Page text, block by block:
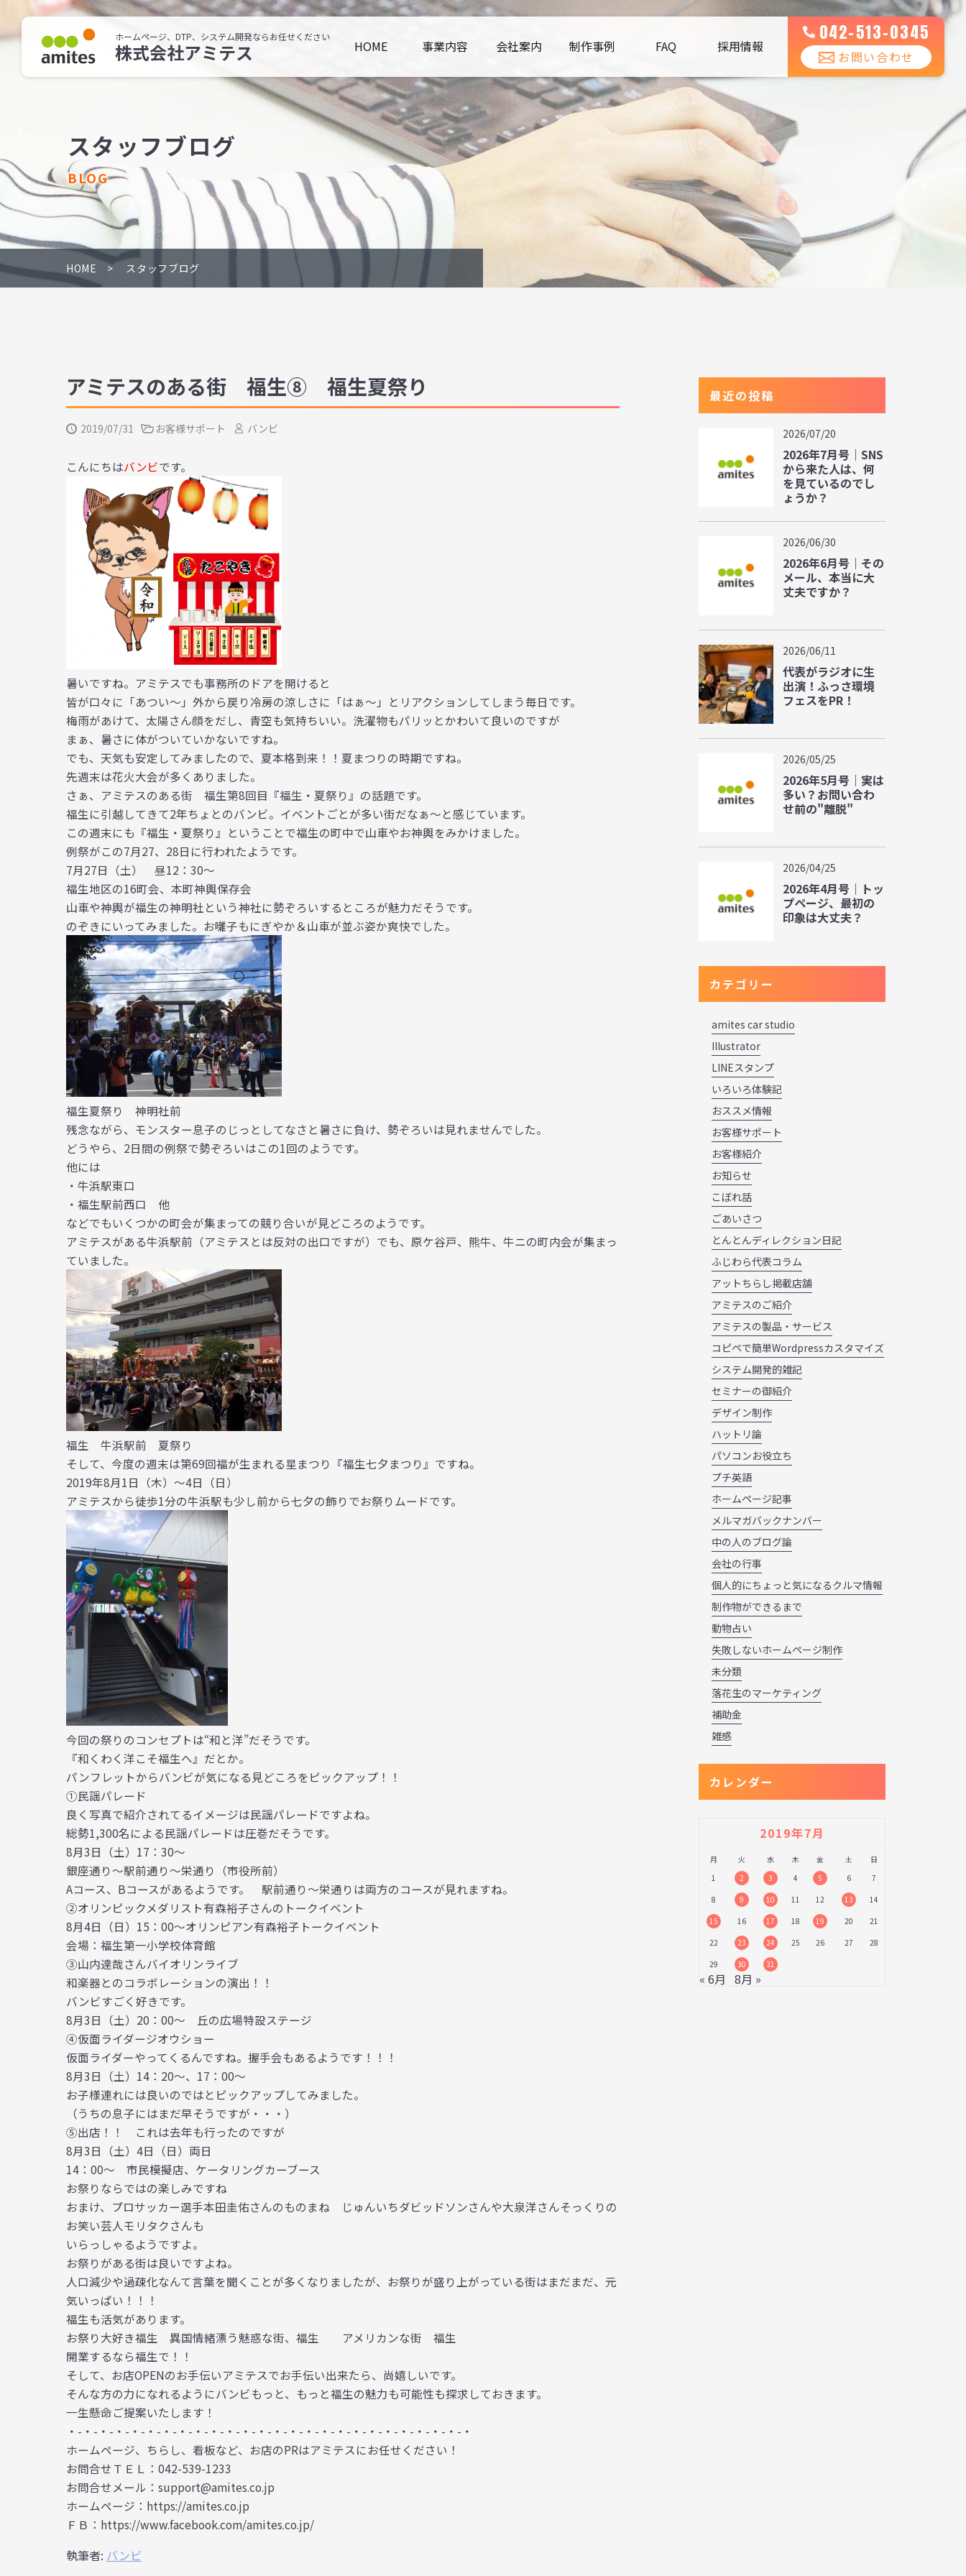
ホームページ、DTP、システム開発ならお任せください
株式会社アミテス HOME 事業内容 会社案内 制作事例 FAQ 採用情報
042-513-0345
お問い合わせ
スタッフブログ
BLOG
HOME スタッフブログ
アミテスのある街 福生⑧ 福生夏祭り
2019/07/31 お客様サポート バンビ
こんにちはバンビです。
暑いですね。アミテスでも事務所のドアを開けると
皆が口々に「あつい～」外から戻り冷房の涼しさに「はぁ～」とリアクションしてしまう毎日です。
梅雨があけて、太陽さん顔をだし、青空も気持ちいい。洗濯物もパリッとかわいて良いのですが
まぁ、暑さに体がついていかないですね。
でも、天気も安定してみましたので、夏本格到来！！夏まつりの時期ですね。
先週末は花火大会が多くありました。
さぁ、アミテスのある街 福生第8回目『福生・夏祭り』の話題です。
福生に引越してきて2年ちょとのバンビ。イベントごとが多い街だなぁ～と感じています。
この週末にも『福生・夏祭り』ということで福生の町中で山車やお神輿をみかけました。
例祭がこの7月27、28日に行われたようです。
7月27日（土） 昼12：30～
福生地区の16町会、本町神輿保存会
山車や神輿が福生の神明社という神社に勢ぞろいするところが魅力だそうです。
のぞきにいってみました。お囃子もにぎやか＆山車が並ぶ姿か爽快でした。
福生夏祭り 神明社前
残念ながら、モンスター息子のじっとしてなさと暑さに負け、勢ぞろいは見れませんでした。
どうやら、2日間の例祭で勢ぞろいはこの1回のようです。
他には
・牛浜駅東口
・福生駅前西口 他
などでもいくつかの町会が集まっての競り合いが見どころのようです。
アミテスがある牛浜駅前（アミテスとは反対の出口ですが）でも、原ケ谷戸、熊牛、牛ニの町内会が集まっ
ていました。
福生 牛浜駅前 夏祭り
そして、今度の週末は第69回福が生まれる星まつり『福生七夕まつり』ですね。
2019年8月1日（木）～4日（日）
アミテスから徒歩1分の牛浜駅も少し前から七夕の飾りでお祭りムードです。
今回の祭りのコンセプトは“和と洋”だそうです。
『和くわく洋こそ福生へ』だとか。
パンフレットからバンビが気になる見どころをピックアップ！！
①民謡パレード
良く写真で紹介されてるイメージは民謡パレードですよね。
総勢1,300名による民謡パレードは圧巻だそうです。
8月3日（土）17：30～
銀座通り～駅前通り～栄通り（市役所前）
Aコース、Bコースがあるようです。 駅前通り～栄通りは両方のコースが見れますね。
②オリンピックメダリスト有森裕子さんのトークイベント
8月4日（日）15：00～オリンピアン有森裕子トークイベント
会場：福生第一小学校体育館
③山内達哉さんバイオリンライブ
和楽器とのコラボレーションの演出！！
バンビすごく好きです。
8月3日（土）20：00～ 丘の広場特設ステージ
④仮面ライダージオウショー
仮面ライダーやってくるんですね。握手会もあるようです！！！
8月3日（土）14：20～、17：00～
お子様連れには良いのではとピックアップしてみました。
（うちの息子にはまだ早そうですが・・・）
⑤出店！！ これは去年も行ったのですが
8月3日（土）4日（日）両日
14：00～ 市民模擬店、ケータリングカーブース
お祭りならではの楽しみですね
おまけ、プロサッカー選手本田圭佑さんのものまね じゅんいちダビッドソンさんや大泉洋さんそっくりの
お笑い芸人モリタクさんも
いらっしゃるようですよ。
お祭りがある街は良いですよね。
人口減少や過疎化なんて言葉を聞くことが多くなりましたが、お祭りが盛り上がっている街はまだまだ、元
気いっぱい！！！
福生も活気があります。
お祭り大好き福生 異国情緒漂う魅惑な街、福生 アメリカンな街 福生
開業するなら福生で！！
そして、お店OPENのお手伝いアミテスでお手伝い出来たら、尚嬉しいです。
そんな方の力になれるようにバンビもっと、もっと福生の魅力も可能性も探求しておきます。
一生懸命ご提案いたします！
・-・-・-・-・-・-・-・-・-・-・-・-・-・-・-・-・-・-・-・-・-・-・-・-・-・
ホームページ、ちらし、看板など、お店のPRはアミテスにお任せください！
お問合せＴＥＬ：042-539-1233
お問合せメール：support@amites.co.jp
ホームページ：https://amites.co.jp
ＦＢ：https://www.facebook.com/amites.co.jp/
執筆者: バンビ
最近の投稿
2026/07/20
2026年7月号｜SNS
から来た人は、何
を見ているのでし
ょうか？
2026/06/30
2026年6月号｜その
メール、本当に大
丈夫ですか？
2026/06/11
代表がラジオに生
出演！ふっさ環境
フェスをPR！
2026/05/25
2026年5月号｜実は
多い？お問い合わ
せ前の"離脱"
2026/04/25
2026年4月号｜トッ
プページ、最初の
印象は大丈夫？
カテゴリー
amites car studio
Illustrator
LINEスタンプ
いろいろ体験記
おススメ情報
お客様サポート
お客様紹介
お知らせ
こぼれ話
ごあいさつ
とんとんディレクション日記
ふじわら代表コラム
アットちらし掲載店舗
アミテスのご紹介
アミテスの製品・サービス
コピペで簡単Wordpressカスタマイズ
システム開発的雑記
セミナーの御紹介
デザイン制作
ハットリ論
パソコンお役立ち
プチ英語
ホームページ記事
メルマガバックナンバー
中の人のブログ論
会社の行事
個人的にちょっと気になるクルマ情報
制作物ができるまで
動物占い
失敗しないホームページ制作
未分類
落花生のマーケティング
補助金
雑感
カレンダー
2019年7月
月 火 水 木 金 土
日
1
2 3 4 5 6
7
8
9 10 11 12 13
14
15
16 17 18 19 20
21
22
23 24 25 26 27
28
29
30 31
« 6月 8月 »